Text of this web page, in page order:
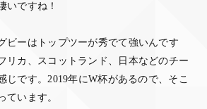
ですね！
ビーはトップツーが秀でて強いんです
リカ、スコットランド、日本などのチー
じです。2019年にW杯があるので、そこ
ています。